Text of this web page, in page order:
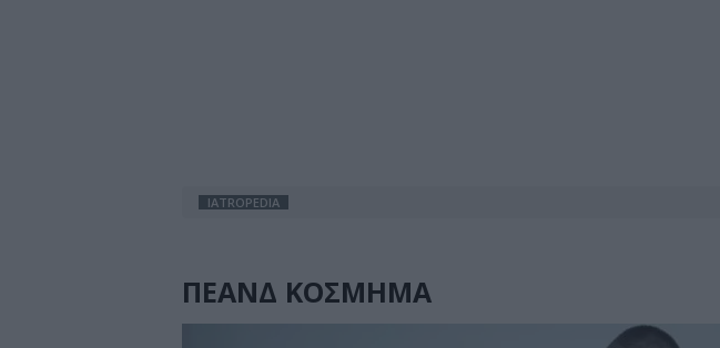
IATROPEDIA
ΠΕΑΝΔ ΚΟΣΜΗΜΑ